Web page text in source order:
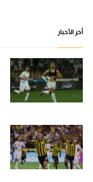
أخر الأخبار